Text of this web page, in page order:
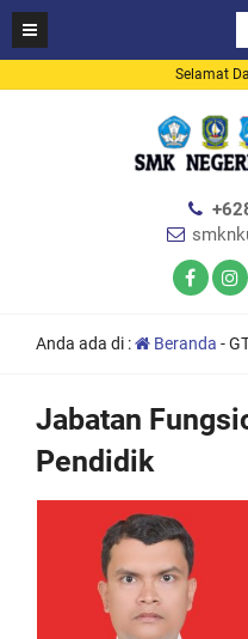
Selamat
Anda ada di : Beranda -
Jabatan
Pendidik